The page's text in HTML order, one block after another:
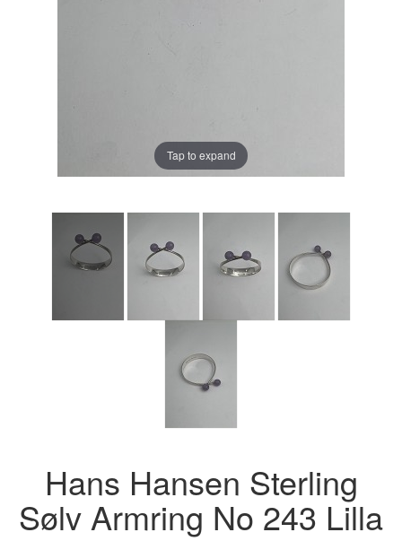
Tap to expand
Hans Hansen Sterling
Sølv Armring No 243 Lilla